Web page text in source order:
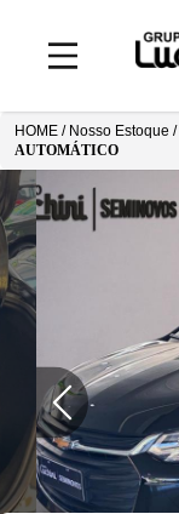
HOME / Nosso Estoque /
AUTOMÁTICO